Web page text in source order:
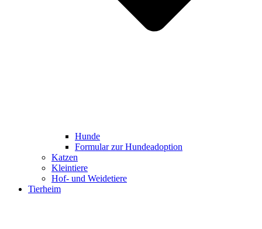
Hunde
Formular zur Hundeadoption
Katzen
Kleintiere
Hof- und Weidetiere
Tierheim